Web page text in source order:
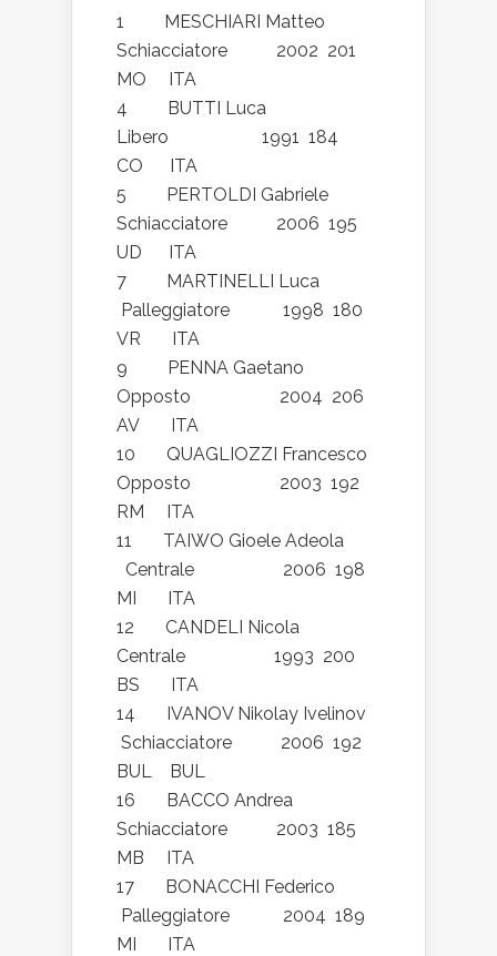
1 MESCHIARI Matteo
Schiacciatore 2002 201
MO ITA
4 BUTTI Luca
Libero 1991 184
CO ITA
5 PERTOLDI Gabriele
Schiacciatore 2006 195
UD ITA
7 MARTINELLI Luca
Palleggiatore 1998 180
VR ITA
9 PENNA Gaetano
Opposto 2004 206
AV ITA
10 QUAGLIOZZI Francesco
Opposto 2003 192
RM ITA
11 TAIWO Gioele Adeola
Centrale 2006 198
MI ITA
12 CANDELI Nicola
Centrale 1993 200
BS ITA
14 IVANOV Nikolay Ivelinov
Schiacciatore 2006 192
BUL BUL
16 BACCO Andrea
Schiacciatore 2003 185
MB ITA
17 BONACCHI Federico
Palleggiatore 2004 189
MI ITA